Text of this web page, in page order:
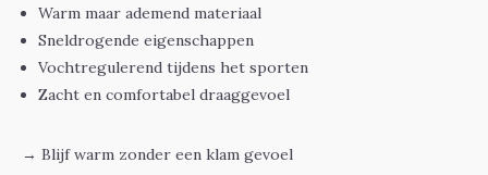
Warm maar ademend materiaal
Sneldrogende eigenschappen
Vochtregulerend tijdens het sporten
Zacht en comfortabel draaggevoel
→ Blijf warm zonder een klam gevoel